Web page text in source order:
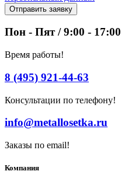
Отправить заявку
Пон - Пят / 9:00 - 17:00
Время работы!
8 (495) 921-44-63
Консультации по телефону!
info@metallosetka.ru
Заказы по email!
Компания